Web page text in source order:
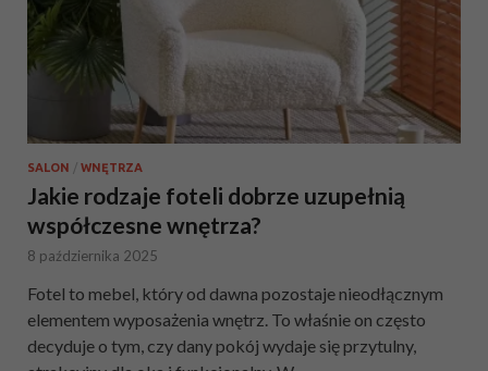
SALON / WNĘTRZA
Jakie rodzaje foteli dobrze uzupełnią
współczesne wnętrza?
8 października 2025
Fotel to mebel, który od dawna pozostaje nieodłącznym
elementem wyposażenia wnętrz. To właśnie on często
decyduje o tym, czy dany pokój wydaje się przytulny,